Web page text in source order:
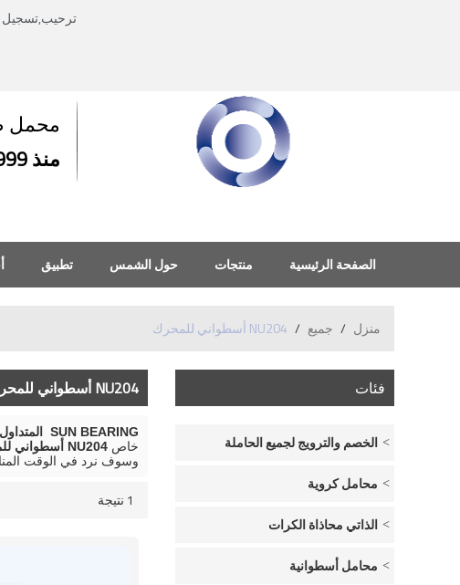
ترحيب,تسجيل
محمل
منذ 1999
الصفحة الرئيسية منتجات حول الشمس تطبيق
منزل / جميع / NU204 أسطواني للمحرك
فئات
الخصم والترويج لجميع الحاملة
محامل كروية
الذاتي محاذاة الكرات
محامل أسطوانية
NU204 أسطواني للمحرك
SUN BEARING المتداول تحمل الصانع
خاص NU204 أسطواني للمحرك
وسوف نرد في الوقت
1 نتيجة